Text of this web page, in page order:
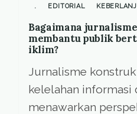
. EDITORIAL
Bagaimana
membantu publik
iklim?
Jurnalisme
kelelahan informasi
menawarkan